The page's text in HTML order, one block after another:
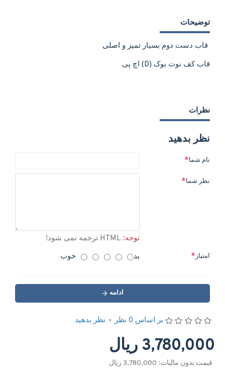
توضیحات
قاب دست دوم بسیار تمیز و اصلی
قاب کف نوت بوک (D) اچ پی
نظرات
نظر بدهید
نام شما
نظر شما
توجه:
امتیاز بد خوب
ادامه
بر اساس 0 نظر - نظر بدهید
3,780,000 ریال
قیمت بدون مالیات: 3,780,000 ریال